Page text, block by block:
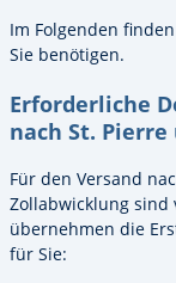
Im Folgenden
Sie benötigen.
Erforderliche
nach St.
Für den Versand
Zollabwicklung sind
übernehmen die
für Sie: